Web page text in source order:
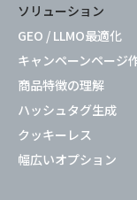
ソリューション
GEO / LLMO最適化
キャンペーンページ
商品特徴の理解
ハッシュタグ生成
クッキーレス
幅広いオプション